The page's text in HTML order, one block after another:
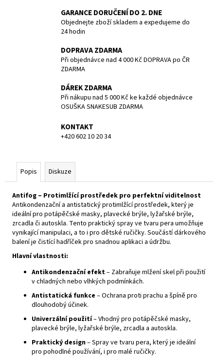
GARANCE DORUČENÍ DO 2. DNE
Objednejte zboží skladem a expedujeme do
24 hodin
DOPRAVA ZDARMA
Při objednávce nad 4 000 Kč DOPRAVA po ČR
ZDARMA
DÁREK ZDARMA
Při nákupu nad 5 000 Kč ke každé objednávce
OSUŠKA SNAKESUB ZDARMA
KONTAKT
+420 602 10 20 34
Popis Diskuze
Antifog – Protimlžící prostředek pro perfektní viditelnost
Antikondenzační a antistatický protimlžící prostředek, který je
ideální pro potápěčské masky, plavecké brýle, lyžařské brýle,
zrcadla či autoskla. Tento praktický spray ve tvaru pera umožňuje
vynikající manipulaci, a to i pro dětské ručičky. Součástí dárkového
balení je čistící hadříček pro snadnou aplikaci a údržbu.
Hlavní vlastnosti:
Antikondenzační efekt– Zabraňuje mlžení skel při použití
v chladných nebo vlhkých podmínkách.
Antistatická funkce – Ochrana proti prachu a špíně pro
dlouhodobý účinek.
Univerzální použití– Vhodný pro potápěčské masky,
plavecké brýle, lyžařské brýle, zrcadla a autoskla.
Praktický design– Spray ve tvaru pera, který je ideální
pro pohodlné používání, i pro malé ručičky.